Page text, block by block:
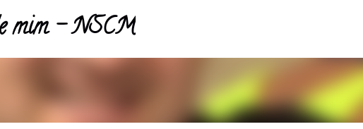
mim - NSCM